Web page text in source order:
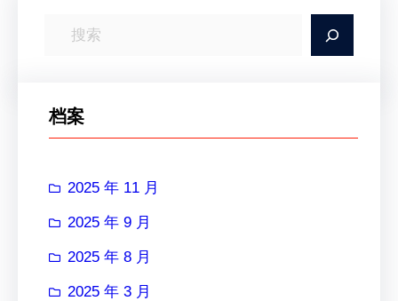
档案
2025 年 11 月
2025 年 9 月
2025 年 8 月
2025 年 3 月